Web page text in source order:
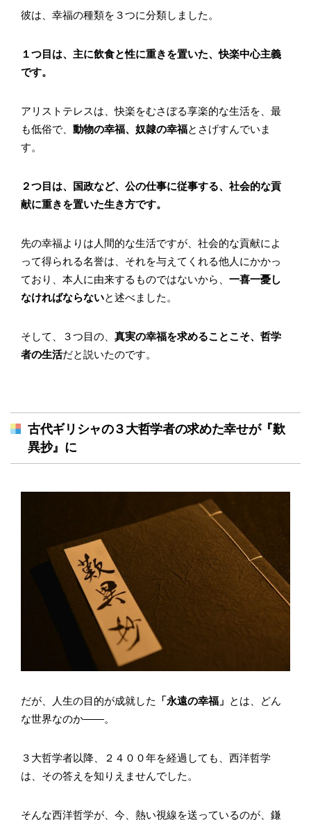
彼は、幸福の種類を３つに分類しました。
１つ目は、主に飲食と性に重きを置いた、快楽中心主義
です。
アリストテレスは、快楽をむさぼる享楽的な生活を、最
も低俗で、 動物の幸福、奴隷の幸福とさげすんでいま
す。
２つ目は、国政など、公の仕事に従事する、社会的な貢
献に重きを置いた生き方です。
先の幸福よりは人間的な生活ですが、社会的な貢献によ
って得られる名誉は、それを与えてくれる他人にかかっ
ており、本人に由来するものではないから、 一喜一憂し
なければならないと述べました。
そして、３つ目の、 真実の幸福を求めることこそ、哲学
者の生活だと説いたのです。
古代ギリシャの３大哲学者の求めた幸せが『歎
異抄』に
だが、人生の目的が成就した 「永遠の幸福」 とは、どん
な世界なのか――。
３大哲学者以降、２４００年を経過しても、西洋哲学
は、その答えを知りえませんでした。
そんな西洋哲学が、今、熱い視線を送っているのが、鎌